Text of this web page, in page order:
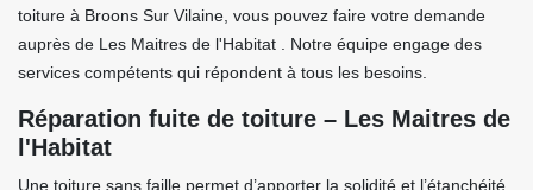
toiture à Broons Sur Vilaine, vous pouvez faire votre demande
auprès de Les Maitres de l'Habitat . Notre équipe engage des
services compétents qui répondent à tous les besoins.
Réparation fuite de toiture – Les Maitres de
l'Habitat
Une toiture sans faille permet d’apporter la solidité et l’étanchéité